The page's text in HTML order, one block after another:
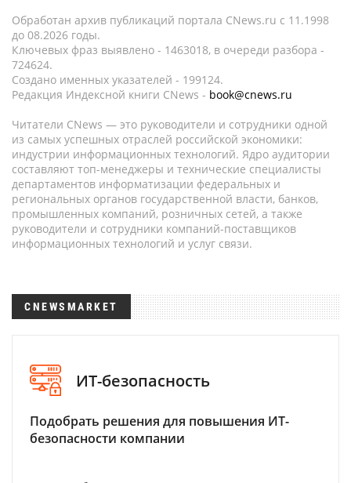
Обработан архив публикаций портала CNews.ru c 11.1998
до 08.2026 годы.
Ключевых фраз выявлено - 1463018, в очереди разбора -
724624.
Создано именных указателей - 199124.
Редакция Индексной книги CNews - book@cnews.ru
Читатели CNews — это руководители и сотрудники одной
из самых успешных отраслей российской экономики:
индустрии информационных технологий. Ядро аудитории
составляют топ-менеджеры и технические специалисты
департаментов информатизации федеральных и
региональных органов государственной власти, банков,
промышленных компаний, розничных сетей, а также
руководители и сотрудники компаний-поставщиков
информационных технологий и услуг связи.
CNEWSMARKET
ИТ-безопасность
Подобрать решения для повышения ИТ-
безопасности компании